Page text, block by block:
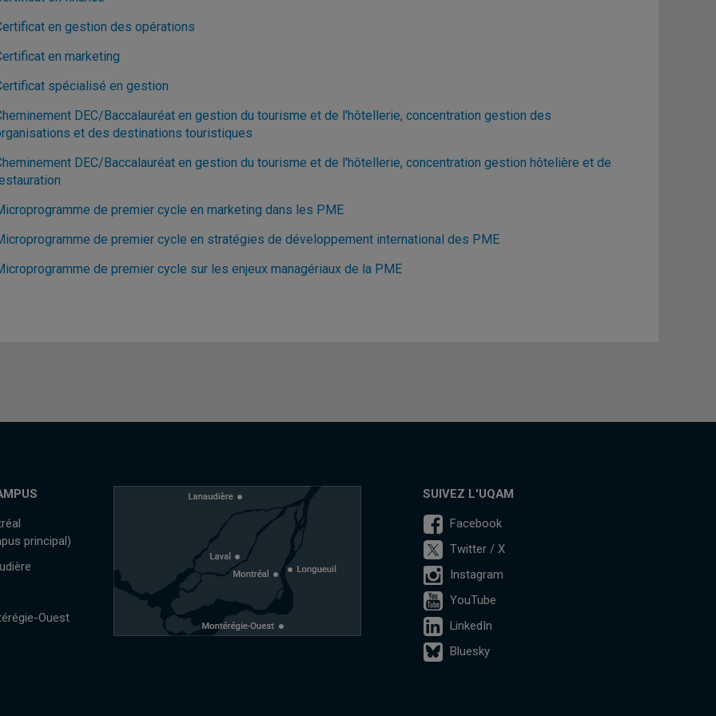
en gestion des opérations
en marketing
spécialisé en gestion
DEC/Baccalauréat en gestion du tourisme et de l'hôtellerie, concentration gestion des
et des destinations touristiques
DEC/Baccalauréat en gestion du tourisme et de l'hôtellerie, concentration gestion hôtelière et de
de premier cycle en marketing dans les PME
de premier cycle en stratégies de développement international des PME
de premier cycle sur les enjeux managériaux de la PME
principal)
Ouest
SUIVEZ L'UQAM
Facebook
Twitter / X
Instagram
YouTube
LinkedIn
Bluesky